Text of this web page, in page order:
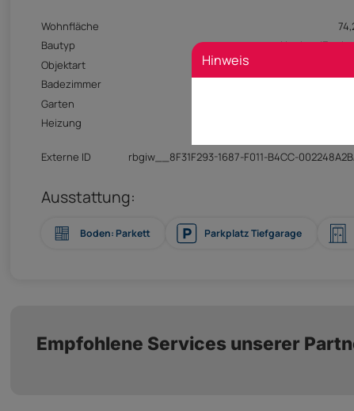
Wohnfläche
Bautyp
Neubau/
Objektart
Badezimmer
Garten
Heizung
Externe ID rbgiw__8F31F293-1687-F011-B4CC-
Ausstattung:
Boden: Parkett Parkplatz Tiefgarage
Empfohlene Services unserer
Hinweis